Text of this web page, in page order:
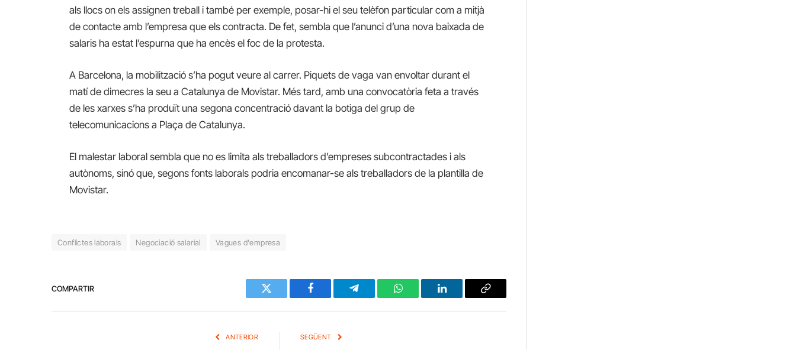
als llocs on els assignen treball i també per exemple, posar-hi el seu telèfon particular com a mitjà
de contacte amb l’empresa que els contracta. De fet, sembla que l’anunci d’una nova baixada de
salaris ha estat l’espurna que ha encès el foc de la protesta.
A Barcelona, la mobilització s’ha pogut veure al carrer. Piquets de vaga van envoltar durant el
matí de dimecres la seu a Catalunya de Movistar. Més tard, amb una convocatòria feta a través
de les xarxes s’ha produït una segona concentració davant la botiga del grup de
telecomunicacions a Plaça de Catalunya.
El malestar laboral sembla que no es limita als treballadors d’empreses subcontractades i als
autònoms, sinó que, segons fonts laborals podria encomanar-se als treballadors de la plantilla de
Movistar.
Conflictes laborals Negociació salarial Vagues d'empresa
COMPARTIR
Twitter Facebook Telegram WhatsAppLinkedIn Copy
ANTERIOR SEGÜENT